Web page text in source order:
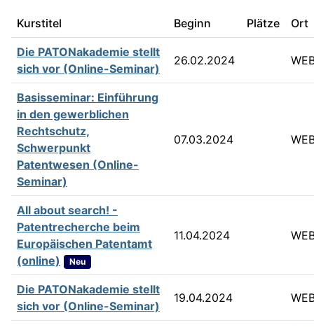
Kurstitel Beginn Plätze Ort
Die PATONakademie stellt
sich vor (Online-Seminar)
26.02.2024
Basisseminar: Einführung
in den gewerblichen
Rechtschutz,
Schwerpunkt
Patentwesen (Online-
Seminar)
07.03.2024
All about search! -
Patentrecherche beim
Europäischen Patentamt
(online)
Neu
11.04.2024
Die PATONakademie stellt
sich vor (Online-Seminar)
19.04.2024